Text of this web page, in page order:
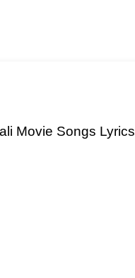
Movie Songs Lyrics